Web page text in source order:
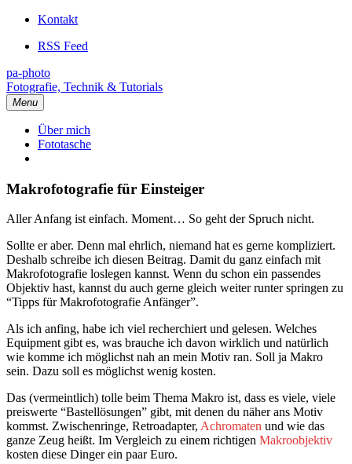
Kontakt
RSS Feed
pa-photo
Fotografie, Technik & Tutorials
Menu
Über mich
Fototasche
Makrofotografie für Einsteiger
Aller Anfang ist einfach. Moment… So geht der Spruch nicht.
Sollte er aber. Denn mal ehrlich, niemand hat es gerne kompliziert.
Deshalb schreibe ich diesen Beitrag. Damit du ganz einfach mit
Makrofotografie loslegen kannst. Wenn du schon ein passendes
Objektiv hast, kannst du auch gerne gleich weiter runter springen zu
“Tipps für Makrofotografie Anfänger”.
Als ich anfing, habe ich viel recherchiert und gelesen. Welches
Equipment gibt es, was brauche ich davon wirklich und natürlich
wie komme ich möglichst nah an mein Motiv ran. Soll ja Makro
sein. Dazu soll es möglichst wenig kosten.
Das (vermeintlich) tolle beim Thema Makro ist, dass es viele, viele
preiswerte “Bastellösungen” gibt, mit denen du näher ans Motiv
kommst. Zwischenringe, Retroadapter, Achromaten und wie das
ganze Zeug heißt. Im Vergleich zu einem richtigen Makroobjektiv
kosten diese Dinger ein paar Euro.